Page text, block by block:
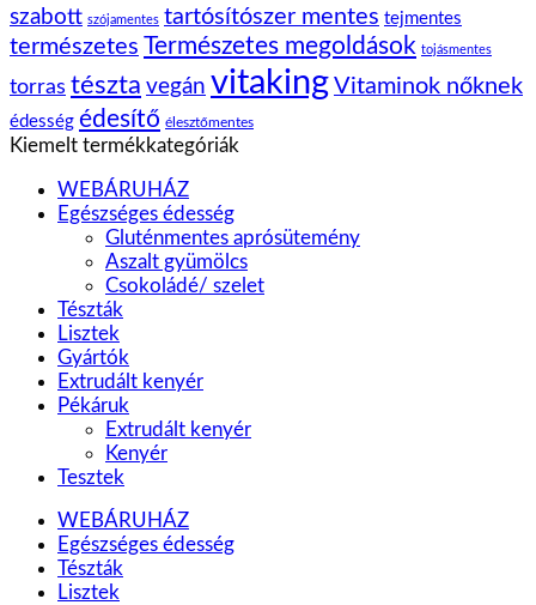
szabott szójamentes tartósítószer mentes tejmentes
természetes Természetes megoldások tojásmentes
torras tészta vegán vitaking Vitaminok nőknek
édesség édesítő élesztőmentes
Kiemelt termékkategóriák
WEBÁRUHÁZ
Egészséges édesség
Gluténmentes aprósütemény
Aszalt gyümölcs
Csokoládé/ szelet
Tészták
Lisztek
Gyártók
Extrudált kenyér
Pékáruk
Extrudált kenyér
Kenyér
Tesztek
WEBÁRUHÁZ
Egészséges édesség
Tészták
Lisztek